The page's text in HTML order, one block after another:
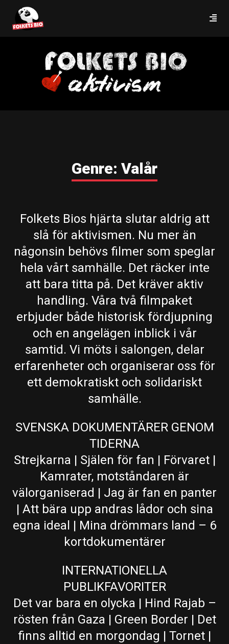
Genre: Valår
Folkets Bios hjärta slutar aldrig att
slå för aktivismen. Nu mer än
någonsin behövs filmer som speglar
hela vårt samhälle. Det räcker inte
att bara titta på. Det kräver aktiv
handling. Våra två filmpaket
erbjuder både historisk fördjupning
och en angelägen inblick i vår
samtid. Vi möts i salongen, delar
erfarenheter och organiserar oss för
ett demokratiskt och solidariskt
samhälle.
SVENSKA DOKUMENTÄRER GENOM
TIDERNA
Strejkarna | Själen för fan | Förvaret |
Kamrater, motståndaren är
välorganiserad | Jag är fan en panter
| Att bära upp andras lådor och sina
egna ideal | Mina drömmars land – 6
kortdokumentärer
INTERNATIONELLA
PUBLIKFAVORITER
Det var bara en olycka | Hind Rajab –
rösten från Gaza | Green Border | Det
finns alltid en morgondag | Tornet |